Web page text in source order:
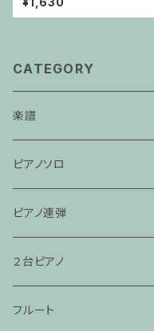
リン・ピアノ
CATEGORY
楽譜
ピアノソロ
ピアノ連弾
２台ピアノ
フルート